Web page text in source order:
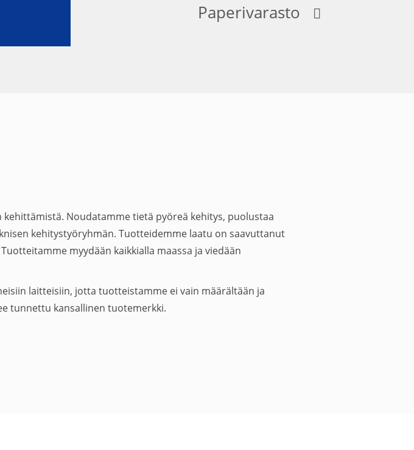
Paperivarasto
Noudatamme tietä pyöreä kehitys, puolustaa
kehitystyöryhmän. Tuotteidemme laatu on saavuttanut
myydään kaikkialla maassa ja viedään
laitteisiin, jotta tuotteistamme ei vain määrältään ja
tunnettu kansallinen tuotemerkki.